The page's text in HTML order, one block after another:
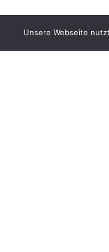
Unsere Webseite